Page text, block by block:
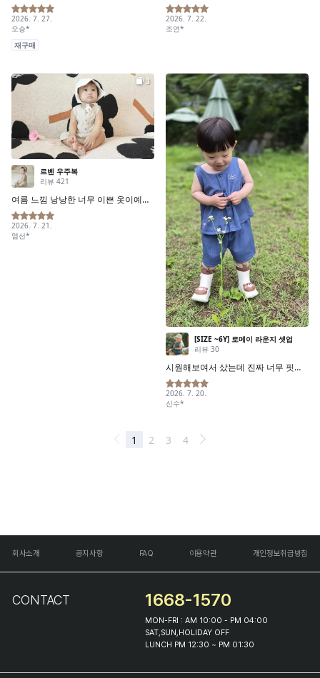
회사소개 공지사항 FAQ 이용약관 개인정보취급방침
CONTACT 1668-1570
MON-FRI : AM 10:00 - PM 04:00
SAT,SUN,HOLIDAY OFF
LUNCH PM 12:30 ~ PM 01:30